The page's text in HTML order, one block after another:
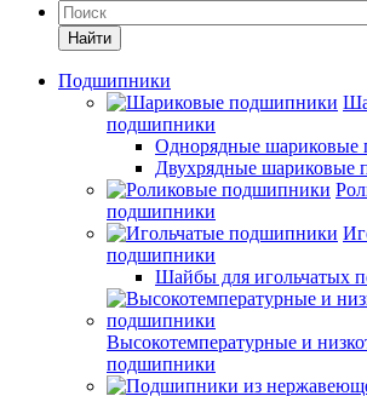
Найти
Подшипники
подшипники
Однорядные шариковые
Двухрядные шариковые
подшипники
подшипники
Шайбы для игольчатых
Высокотемпературные и
подшипники